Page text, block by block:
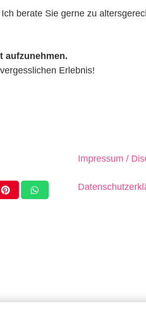
berate Sie gerne zu
aufzunehmen.
Erlebnis!
Impressum /